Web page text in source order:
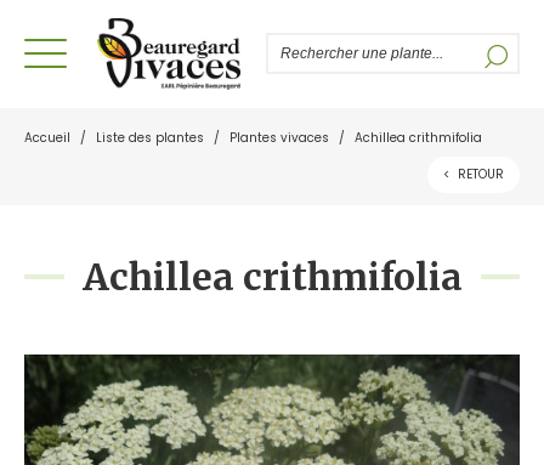
Accueil / Liste des plantes / Plantes vivaces / Achillea crithmifolia
< RETOUR
Achillea crithmifolia